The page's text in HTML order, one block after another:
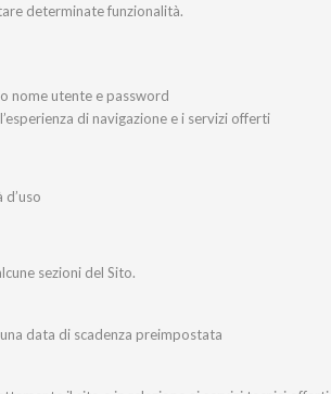
determinate funzionalità.
nome utente e password
di navigazione e i servizi offerti
sezioni del Sito.
data di scadenza preimpostata